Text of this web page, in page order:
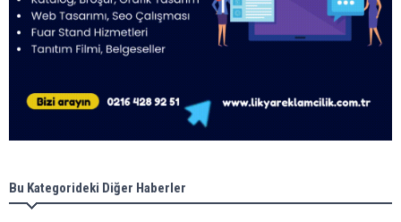
Bu Kategorideki Diğer Haberler